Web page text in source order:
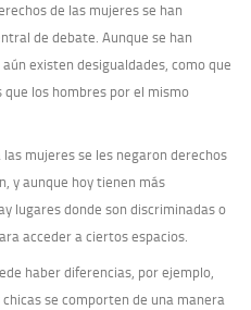
de las mujeres se han
de debate. Aunque se han
existen desigualdades, como que
que los hombres por el mismo
mujeres se les negaron derechos
y aunque hoy tienen más
lugares donde son discriminadas o
acceder a ciertos espacios.
haber diferencias, por ejemplo,
se comporten de una manera